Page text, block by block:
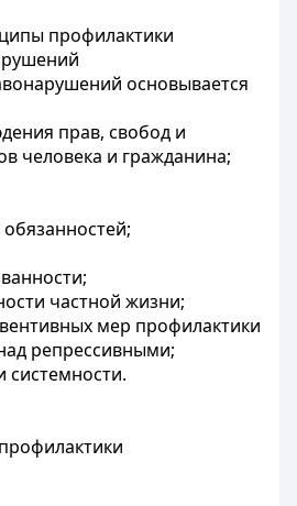
профилактики
основывается
прав, свобод и
человека и гражданина;
частной жизни;
мер профилактики
репрессивными;
системности.